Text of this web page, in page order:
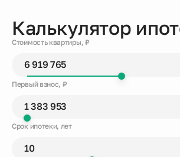
Калькулятор
Стоимость квартиры, ₽
Первый взнос, ₽
Срок ипотеки, лет